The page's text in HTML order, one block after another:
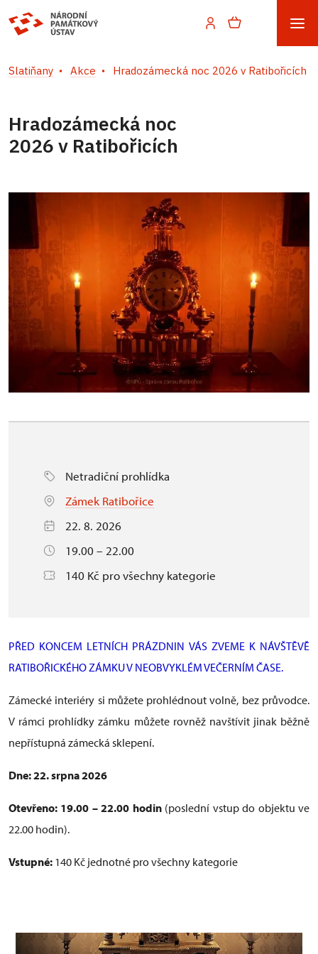
Slatiňany Akce Hradozámecká noc 2026 v Ratibořicích
Hradozámecká noc
2026 v Ratibořicích
Netradiční prohlídka
Zámek Ratibořice
22. 8. 2026
19.00 – 22.00
140 Kč pro všechny kategorie
PŘED KONCEM LETNÍCH PRÁZDNIN VÁS ZVEME K NÁVŠTĚVĚ
RATIBOŘICKÉHO ZÁMKU V NEOBVYKLÉM VEČERNÍM ČASE.
Zámecké interiéry si můžete prohlédnout volně, bez průvodce.
V rámci prohlídky zámku můžete rovněž navštívit jinak běžně
nepřístupná zámecká sklepení.
Dne: 22. srpna 2026
Otevřeno: 19.00 – 22.00 hodin (poslední vstup do objektu ve
22.00 hodin).
Vstupné: 140 Kč jednotné pro všechny kategorie